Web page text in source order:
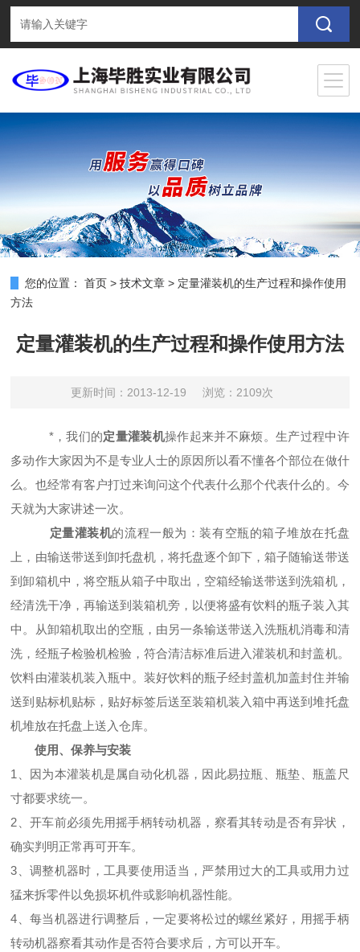
您的位置： 首页 >技术文章 > 定量灌装机的生产过程和操作使用
方法
定量灌装机的生产过程和操作使用方法
更新时间：2013-12-19 浏览：2109次
*，我们的定量灌装机操作起来并不麻烦。生产过程中许
多动作大家因为不是专业人士的原因所以看不懂各个部位在做什
么。也经常有客户打过来询问这个代表什么那个代表什么的。今
天就为大家讲述一次。
定量灌装机的流程一般为：装有空瓶的箱子堆放在托盘
上，由输送带送到卸托盘机，将托盘逐个卸下，箱子随输送带送
到卸箱机中，将空瓶从箱子中取出，空箱经输送带送到洗箱机，
经清洗干净，再输送到装箱机旁，以便将盛有饮料的瓶子装入其
中。从卸箱机取出的空瓶，由另一条输送带送入洗瓶机消毒和清
洗，经瓶子检验机检验，符合清洁标准后进入灌装机和封盖机。
饮料由灌装机装入瓶中。装好饮料的瓶子经封盖机加盖封住并输
送到贴标机贴标，贴好标签后送至装箱机装入箱中再送到堆托盘
机堆放在托盘上送入仓库。
使用、保养与安装
1、因为本灌装机是属自动化机器，因此易拉瓶、瓶垫、瓶盖尺
寸都要求统一。
2、开车前必须先用摇手柄转动机器，察看其转动是否有异状，
确实判明正常再可开车。
3、调整机器时，工具要使用适当，严禁用过大的工具或用力过
猛来拆零件以免损坏机件或影响机器性能。
4、每当机器进行调整后，一定要将松过的螺丝紧好，用摇手柄
转动机器察看其动作是否符合要求后，方可以开车。